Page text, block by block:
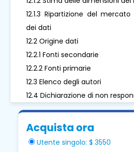
12.1.3 Ripartizione del
dei dati
12.2 Origine dati
12.2.1 Fonti secondarie
12.2.2 Fonti primarie
12.3 Elenco degli autori
12.4 Dichiarazione di non
Acquista ora
Utente singolo: $ 3550